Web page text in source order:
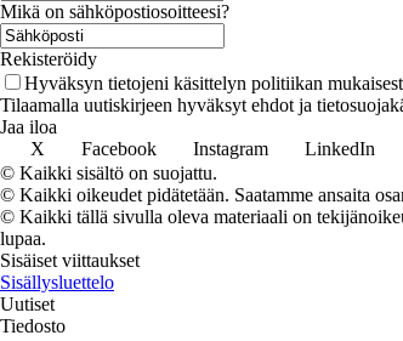
Mikä on sähköpostiosoitteesi?
Rekisteröidy
Hyväksyn tietojeni käsittelyn politiikan
Tilaamalla uutiskirjeen hyväksyt ehdot ja
Jaa iloa
X
Facebook Instagram LinkedIn
© Kaikki sisältö on suojattu.
© Kaikki oikeudet pidätetään. Saatamme ansaita
© Kaikki tällä sivulla oleva materiaali on
lupaa.
Sisäiset viittaukset
Sisällysluettelo
Uutiset
Tiedosto